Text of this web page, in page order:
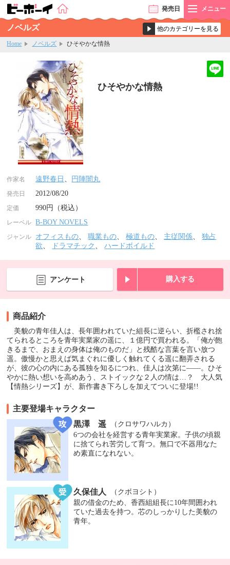
発売日 メニュー
ノベルズ
Home ノベルズ ひそやかな情熱
ひそやかな情熱
作家名 遠野春日 、 円陣闇丸
発売日 2012/08/20
定価 990円（税込）
レーベル B-BOY NOVELS
ジャンル オフィスもの、職業もの、極道もの、 主従関係、独占
欲、 ドラマチック 、ハードボイルド
アンケート 購入する
商品紹介
美貌の青年佳人は、長年囲われていた組長に逆らい、折檻され捨
てられるところを青年実業家の遥に、１億円で買われる。「俺が飽
きるまで、おまえの身体は俺のものだ」と残酷な言葉を言い放つ
遥。傲慢かと思えば気まぐれに優しく触れてくる遥に翻弄される
が、彼の心の内にある孤独を知るにつれ、佳人は次第に――。ひそ
やかに熱い想いを高めあう、ストイックな２人の情は…？ 大人気
【情熱シリーズ】が、新作書き下ろしを加えてついに登場!!
主要登場キャラクター
黒澤 遥
（クロサワハルカ）
6つの会社を経営する青年実業家。子供の頃親
に捨てられ苦労して育つ。無口で不器用なた
め素直になれない。
久保佳人
（クボヨシト）
親の借金のため、香西組組長に10年間囲われ
ていた過去を持つ。芯のしっかりした美貌の
青年。